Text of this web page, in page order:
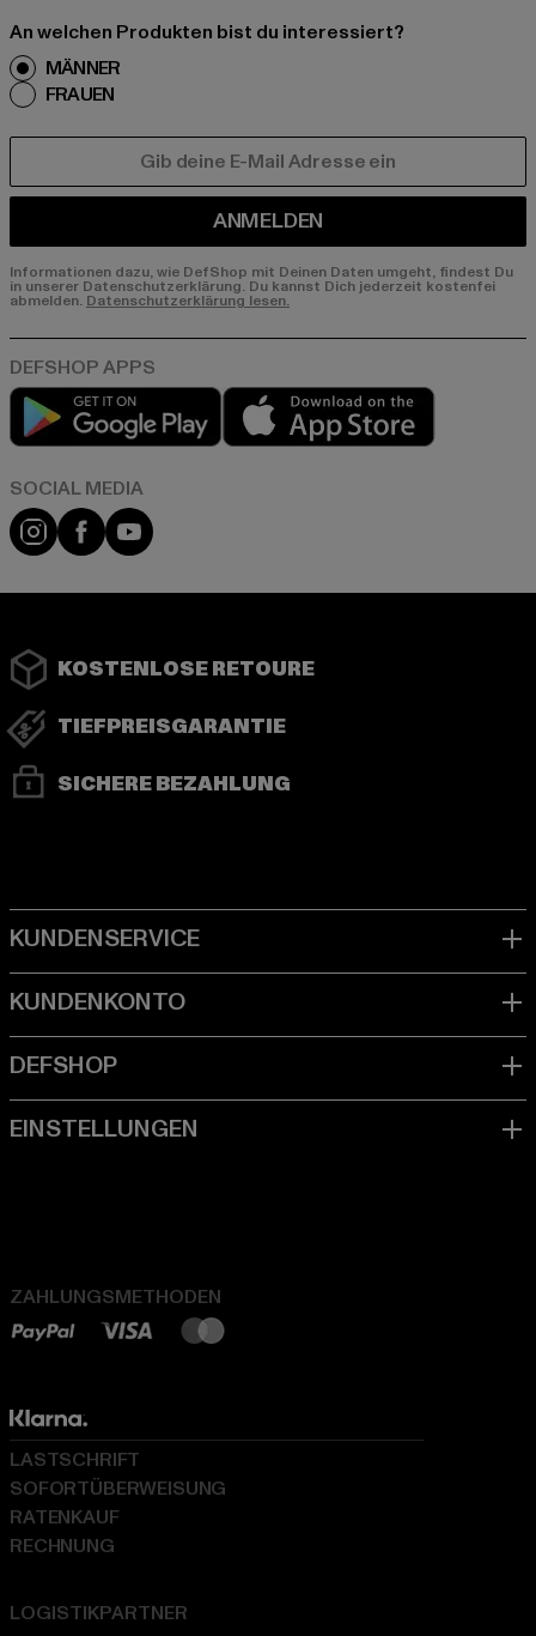
An welchen Produkten bist du interessiert?
MÄNNER
FRAUEN
ANMELDEN
Informationen dazu, wie DefShop mit Deinen Daten umgeht, findest Du
in unserer Datenschutzerklärung. Du kannst Dich jederzeit kostenfei
abmelden. Datenschutzerklärung lesen.
Play market
Instagram
FacebookYouTube
KOSTENLOSE RETOURE
TIEFPREISGARANTIE
SICHERE BEZAHLUNG
ZAHLUNGSMETHODEN
LOGISTIKPARTNER
LASTSCHRIFT
SOFORTÜBERWEISUNG
RATENKAUF
RECHNUNG